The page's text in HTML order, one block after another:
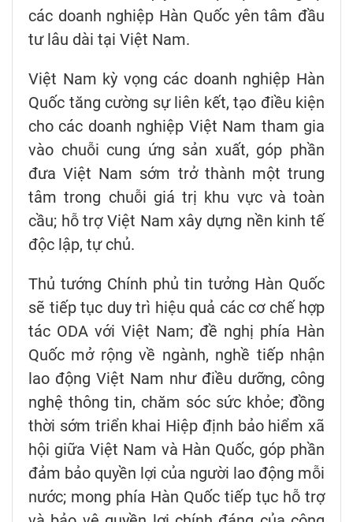
các doanh nghiệp Hàn Quốc yên tâm đầu
tư lâu dài tại Việt Nam.
Việt Nam kỳ vọng các doanh nghiệp Hàn
Quốc tăng cường sự liên kết, tạo điều kiện
cho các doanh nghiệp Việt Nam tham gia
vào chuỗi cung ứng sản xuất, góp phần
đưa Việt Nam sớm trở thành một trung
tâm trong chuỗi giá trị khu vực và toàn
cầu; hỗ trợ Việt Nam xây dựng nền kinh tế
độc lập, tự chủ.
Thủ tướng Chính phủ tin tưởng Hàn Quốc
sẽ tiếp tục duy trì hiệu quả các cơ chế hợp
tác ODA với Việt Nam; đề nghị phía Hàn
Quốc mở rộng về ngành, nghề tiếp nhận
lao động Việt Nam như điều dưỡng, công
nghệ thông tin, chăm sóc sức khỏe; đồng
thời sớm triển khai Hiệp định bảo hiểm xã
hội giữa Việt Nam và Hàn Quốc, góp phần
đảm bảo quyền lợi của người lao động mỗi
nước; mong phía Hàn Quốc tiếp tục hỗ trợ